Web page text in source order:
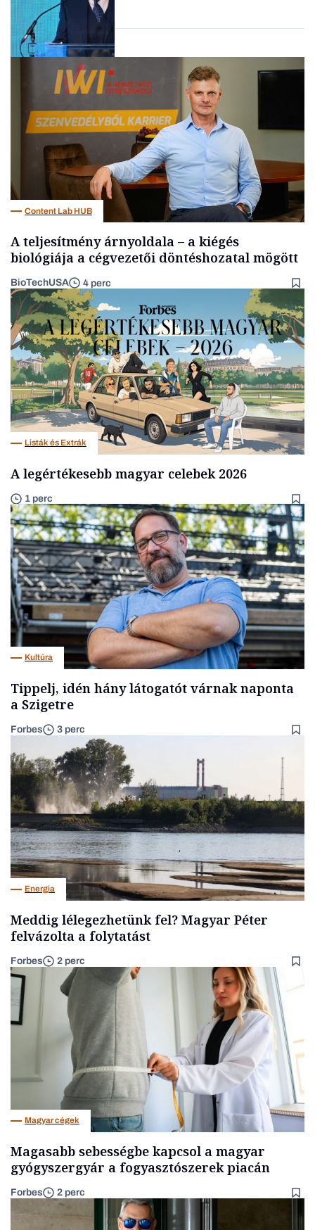
Elszámoltatás
Content Lab HUB
A teljesítmény árnyoldala – a kiégés
biológiája a cégvezetői döntéshozatal mögött
BioTechUSA 4 perc
Listák és Extrák
A legértékesebb magyar celebek 2026
1 perc
Kultúra
Tippelj, idén hány látogatót várnak naponta
a Szigetre
Forbes 3 perc
Energia
Meddig lélegezhetünk fel? Magyar Péter
felvázolta a folytatást
Forbes 2 perc
Magyar cégek
Magasabb sebességbe kapcsol a magyar
gyógyszergyár a fogyasztószerek piacán
Forbes 2 perc